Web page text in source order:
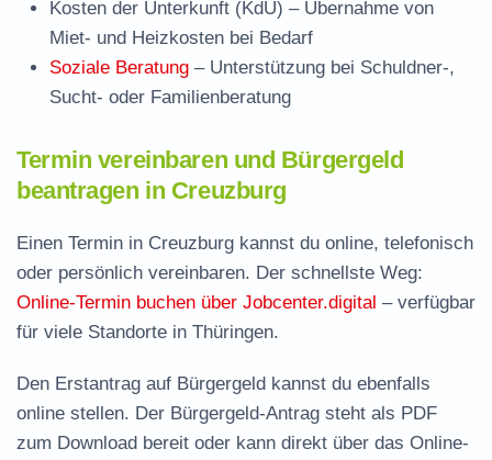
Kosten der Unterkunft (KdU) – Übernahme von
Miet- und Heizkosten bei Bedarf
Soziale Beratung – Unterstützung bei Schuldner-,
Sucht- oder Familienberatung
Termin vereinbaren und Bürgergeld
beantragen in Creuzburg
Einen Termin in Creuzburg kannst du online, telefonisch
oder persönlich vereinbaren. Der schnellste Weg:
Online-Termin buchen über Jobcenter.digital – verfügbar
für viele Standorte in Thüringen.
Den Erstantrag auf Bürgergeld kannst du ebenfalls
online stellen. Der Bürgergeld-Antrag steht als PDF
zum Download bereit oder kann direkt über das Online-